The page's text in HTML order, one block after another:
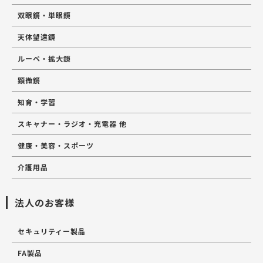
双眼鏡・単眼鏡
天体望遠鏡
ルーペ・拡大鏡
顕微鏡
知育・学習
スキャナー・ラジオ・充電器 他
健康・美容・スポーツ
介護用品
法人のお客様
セキュリティー製品
FA製品